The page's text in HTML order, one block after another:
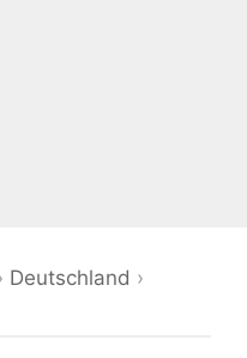
Deutschland ›